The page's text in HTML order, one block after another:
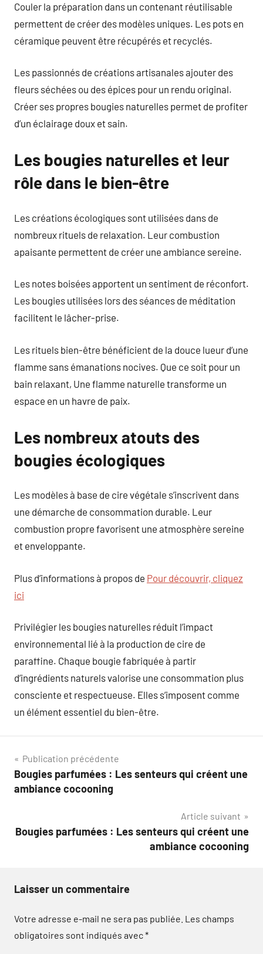
Couler la préparation dans un contenant réutilisable
permettent de créer des modèles uniques. Les pots en
céramique peuvent être récupérés et recyclés.
Les passionnés de créations artisanales ajouter des
fleurs séchées ou des épices pour un rendu original.
Créer ses propres bougies naturelles permet de profiter
d’un éclairage doux et sain.
Les bougies naturelles et leur
rôle dans le bien-être
Les créations écologiques sont utilisées dans de
nombreux rituels de relaxation. Leur combustion
apaisante permettent de créer une ambiance sereine.
Les notes boisées apportent un sentiment de réconfort.
Les bougies utilisées lors des séances de méditation
facilitent le lâcher-prise.
Les rituels bien-être bénéficient de la douce lueur d’une
flamme sans émanations nocives. Que ce soit pour un
bain relaxant, Une flamme naturelle transforme un
espace en un havre de paix.
Les nombreux atouts des
bougies écologiques
Les modèles à base de cire végétale s’inscrivent dans
une démarche de consommation durable. Leur
combustion propre favorisent une atmosphère sereine
et enveloppante.
Plus d’informations à propos de Pour découvrir, cliquez
ici
Privilégier les bougies naturelles réduit l’impact
environnemental lié à la production de cire de
paraffine. Chaque bougie fabriquée à partir
d’ingrédients naturels valorise une consommation plus
consciente et respectueuse. Elles s’imposent comme
un élément essentiel du bien-être.
Navigation
de
Publication précédente
Bougies parfumées : Les senteurs qui créent une
ambiance cocooning
Article suivant
Bougies parfumées : Les senteurs qui créent une
ambiance cocooning
Laisser un commentaire
Votre adresse e-mail ne sera pas publiée. Les champs
obligatoires sont indiqués avec*